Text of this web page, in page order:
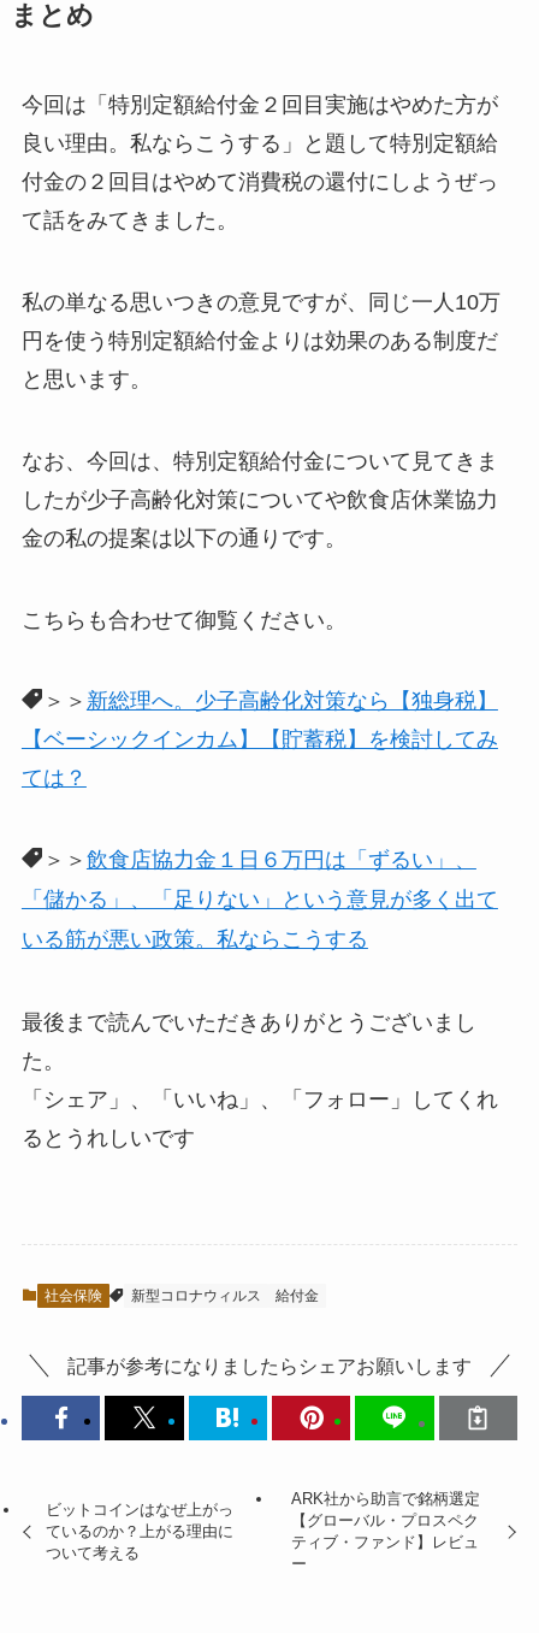
まとめ
今回は「特別定額給付金２回目実施はやめた方が
良い理由。私ならこうする」と題して特別定額給
付金の２回目はやめて消費税の還付にしようぜっ
て話をみてきました。
私の単なる思いつきの意見ですが、同じ一人10万
円を使う特別定額給付金よりは効果のある制度だ
と思います。
なお、今回は、特別定額給付金について見てきま
したが少子高齢化対策についてや飲食店休業協力
金の私の提案は以下の通りです。
こちらも合わせて御覧ください。
＞＞ 新総理へ。少子高齢化対策なら【独身税】
【ベーシックインカム】【貯蓄税】を検討してみ
ては？
＞＞ 飲食店協力金１日６万円は「ずるい」、
「儲かる」、「足りない」という意見が多く出て
いる筋が悪い政策。私ならこうする
最後まで読んでいただきありがとうございまし
た。
「シェア」、「いいね」、「フォロー」してくれ
るとうれしいです
社会保険 新型コロナウィルス 給付金
記事が参考になりましたらシェアお願いします
ビットコインはなぜ上がっ
ているのか？上がる理由に
ついて考える
ARK社から助言で銘柄選定
【グローバル・プロスペク
ティブ・ファンド】レビュ
ー